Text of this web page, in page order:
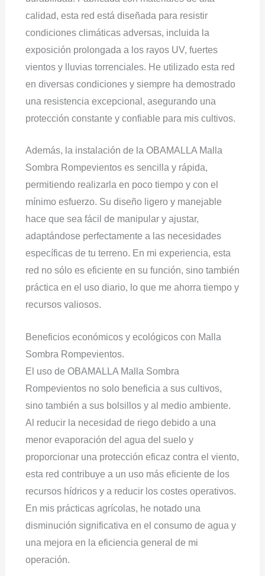
calidad, esta red está diseñada para resistir
condiciones climáticas adversas, incluida la
exposición prolongada a los rayos UV, fuertes
vientos y lluvias torrenciales. He utilizado esta red
en diversas condiciones y siempre ha demostrado
una resistencia excepcional, asegurando una
protección constante y confiable para mis cultivos.
Además, la instalación de la OBAMALLA Malla
Sombra Rompevientos es sencilla y rápida,
permitiendo realizarla en poco tiempo y con el
mínimo esfuerzo. Su diseño ligero y manejable
hace que sea fácil de manipular y ajustar,
adaptándose perfectamente a las necesidades
específicas de tu terreno. En mi experiencia, esta
red no sólo es eficiente en su función, sino también
práctica en el uso diario, lo que me ahorra tiempo y
recursos valiosos.
Beneficios económicos y ecológicos con Malla
Sombra Rompevientos.
El uso de OBAMALLA Malla Sombra
Rompevientos no solo beneficia a sus cultivos,
sino también a sus bolsillos y al medio ambiente.
Al reducir la necesidad de riego debido a una
menor evaporación del agua del suelo y
proporcionar una protección eficaz contra el viento,
esta red contribuye a un uso más eficiente de los
recursos hídricos y a reducir los costes operativos.
En mis prácticas agrícolas, he notado una
disminución significativa en el consumo de agua y
una mejora en la eficiencia general de mi
operación.